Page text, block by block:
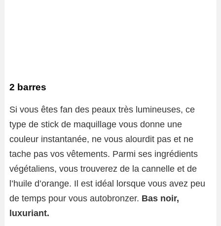
2 barres
Si vous êtes fan des peaux très lumineuses, ce
type de stick de maquillage vous donne une
couleur instantanée, ne vous alourdit pas et ne
tache pas vos vêtements. Parmi ses ingrédients
végétaliens, vous trouverez de la cannelle et de
l’huile d’orange. Il est idéal lorsque vous avez peu
de temps pour vous autobronzer. Bas noir,
luxuriant.